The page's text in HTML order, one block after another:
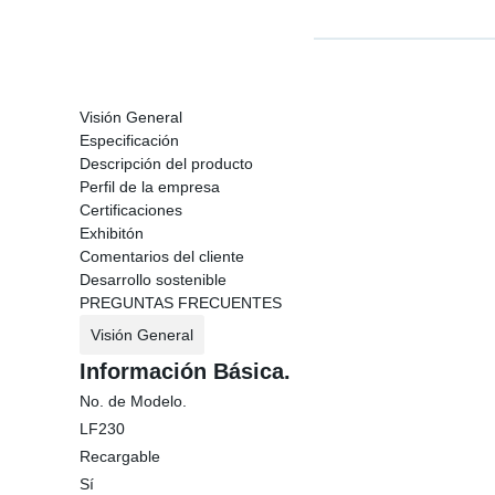
Visión General
Especificación
Descripción del producto
Perfil de la empresa
Certificaciones
Exhibitón
Comentarios del cliente
Desarrollo sostenible
PREGUNTAS FRECUENTES
Visión General
Información Básica.
No. de Modelo.
LF230
Recargable
Sí